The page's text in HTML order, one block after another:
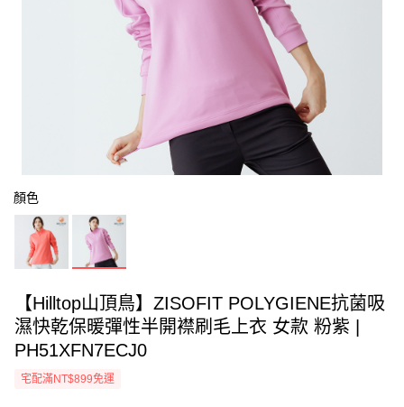
顏色
【Hilltop山頂鳥】ZISOFIT POLYGIENE抗菌吸
濕快乾保暖彈性半開襟刷毛上衣 女款 粉紫 |
PH51XFN7ECJ0
宅配滿NT$899免運